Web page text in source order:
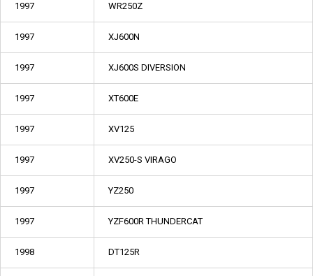
1997 WR250Z
1997 XJ600N
1997 XJ600S DIVERSION
1997 XT600E
1997 XV125
1997 XV250-S VIRAGO
1997 YZ250
1997 YZF600R THUNDERCAT
1998 DT125R